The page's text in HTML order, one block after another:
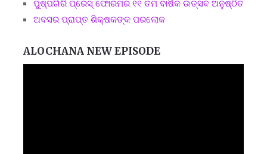
ପୁଷ୍ପଗିରି ପ୍ରେସ୍ ଫୋରମର ୧୧ ତମ ବାର୍ଷିକ ଉତ୍ସବ ଅନୁଷ୍ଠିତ
ଅବସର ପ୍ରାପ୍ତ ଶିକ୍ଷକଙ୍କ ପରଲୋକ
ALOCHANA NEW EPISODE